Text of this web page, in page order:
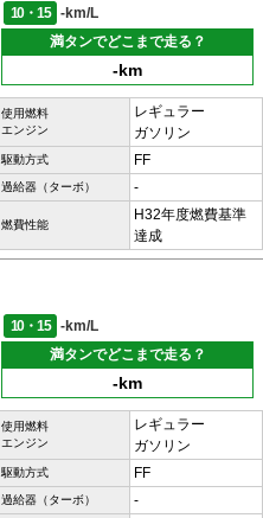
10・15
-km/L
満タンでどこまで走る？
-km
使用燃料
エンジン
レギュラー
ガソリン
駆動方式 FF
過給器（ターボ） -
燃費性能
H32年度燃費基準
達成
10・15
-km/L
満タンでどこまで走る？
-km
使用燃料
エンジン
レギュラー
ガソリン
駆動方式 FF
過給器（ターボ） -